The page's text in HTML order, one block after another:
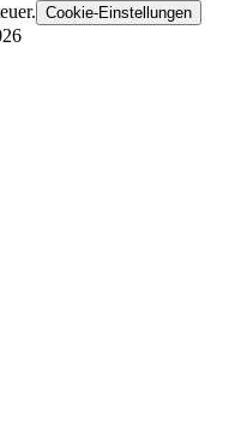
Cookie-Einstellungen